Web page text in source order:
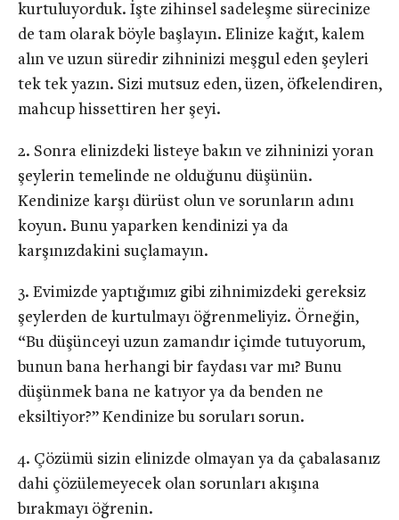
kurtuluyorduk. İşte zihinsel sadeleşme sürecinize
de tam olarak böyle başlayın. Elinize kağıt, kalem
alın ve uzun süredir zihninizi meşgul eden şeyleri
tek tek yazın. Sizi mutsuz eden, üzen, öfkelendiren,
mahcup hissettiren her şeyi.
Sonra elinizdeki listeye bakın ve zihninizi yoran
şeylerin temelinde ne olduğunu düşünün.
Kendinize karşı dürüst olun ve sorunların adını
koyun. Bunu yaparken kendinizi ya da
karşınızdakini suçlamayın.
Evimizde yaptığımız gibi zihnimizdeki gereksiz
şeylerden de kurtulmayı öğrenmeliyiz. Örneğin,
“Bu düşünceyi uzun zamandır içimde tutuyorum,
bunun bana herhangi bir faydası var mı? Bunu
düşünmek bana ne katıyor ya da benden ne
eksiltiyor?” Kendinize bu soruları sorun.
Çözümü sizin elinizde olmayan ya da çabalasanız
dahi çözülemeyecek olan sorunları akışına
bırakmayı öğrenin.